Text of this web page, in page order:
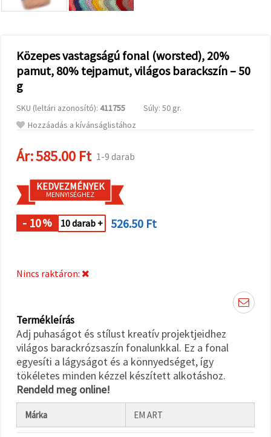
hirdetéseket
analitikai és
marketingpartnereink
segítségével
Az "Összes
elfogadása"
gombra
kattintva
elfogadhatja
sütit, vagy
megadhatja
preferenciáit
az adott
kiválasztásával
és a
mindet
Beállítások
Közepes vastagságú fonal (worsted), 20%
pamut, 80% tejpamut, világos barackszín – 50
g
SKU (leltári azonosító): 411755
Súly: 50 gr.
Hozzáadás a kívánságlistához
Ár:585.00 Ft 1-9 darab
KEDVEZMÉNYEK
MENNYISÉGHEZ
- 10% 10 darab + 526.50 Ft
Nincs raktáron:
Termékleírás
Adj puhaságot és stílust kreatív projektjeidhez
világos barackrózsaszín fonalunkkal. Ez a fonal
egyesíti a lágyságot és a könnyedséget, így
tökéletes minden kézzel készített alkotáshoz.
Rendeld meg online!
Márka EM ART